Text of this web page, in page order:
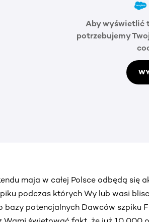
Aby wyświetlić
potrzebujemy
maja w całej Polsce odbędą się
podczas których Wy lub wasi
bazy potencjalnych Dawców szpiku